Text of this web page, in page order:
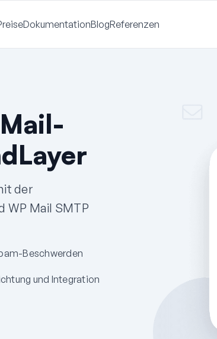
DokumentationBlogReferenzen
der
WP Mail SMTP
Beschwerden
und Integration